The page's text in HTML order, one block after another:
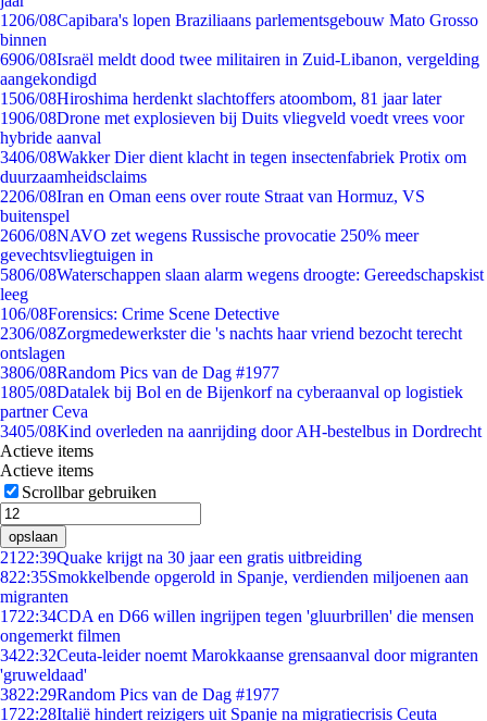
1206/08Capibara's lopen Braziliaans parlementsgebouw Mato Grosso
binnen
6906/08Israël meldt dood twee militairen in Zuid-Libanon, vergelding
aangekondigd
1506/08Hiroshima herdenkt slachtoffers atoombom, 81 jaar later
1906/08Drone met explosieven bij Duits vliegveld voedt vrees voor
hybride aanval
3406/08Wakker Dier dient klacht in tegen insectenfabriek Protix om
duurzaamheidsclaims
2206/08Iran en Oman eens over route Straat van Hormuz, VS
buitenspel
2606/08NAVO zet wegens Russische provocatie 250% meer
gevechtsvliegtuigen in
5806/08Waterschappen slaan alarm wegens droogte: Gereedschapskist
leeg
106/08Forensics: Crime Scene Detective
2306/08Zorgmedewerkster die 's nachts haar vriend bezocht terecht
ontslagen
3806/08Random Pics van de Dag #1977
1805/08Datalek bij Bol en de Bijenkorf na cyberaanval op logistiek
partner Ceva
3405/08Kind overleden na aanrijding door AH-bestelbus in Dordrecht
Actieve items
Actieve items
Scrollbar gebruiken
opslaan
21 22:39Quake krijgt na 30 jaar een gratis uitbreiding
822:35Smokkelbende opgerold in Spanje, verdienden miljoenen aan
migranten
1722:34CDA en D66 willen ingrijpen tegen 'gluurbrillen' die mensen
ongemerkt filmen
3422:32Ceuta-leider noemt Marokkaanse grensaanval door migranten
'gruweldaad'
3822:29Random Pics van de Dag #1977
1722:28Italië hindert reizigers uit Spanje na migratiecrisis Ceuta